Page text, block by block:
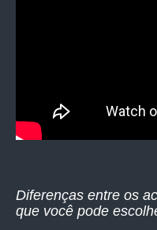
Diferenças entre os
que você pode